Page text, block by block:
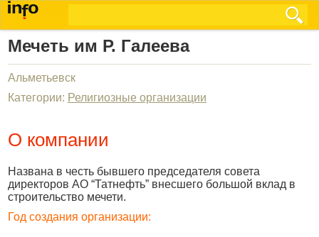
Мечеть им Р. Галеева
Альметьевск
Категории: Религиозные организации
О компании
Названа в честь бывшего председателя совета
директоров АО “Татнефть” внесшего большой вклад в
строительство мечети.
Год создания организации: